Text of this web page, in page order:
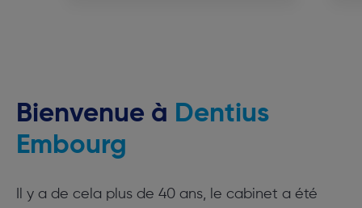
Bienvenue à Dentius
Embourg
Il y a de cela plus de 40 ans, le cabinet a été